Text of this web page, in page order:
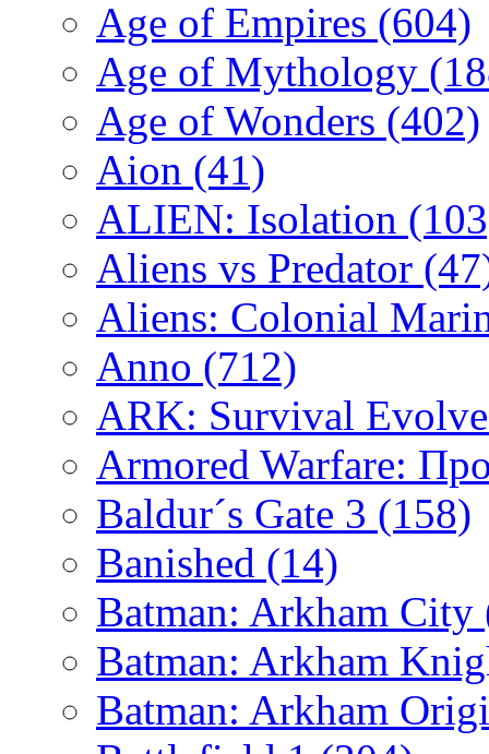
Age of Empires (604)
Age of Mythology
Age of Wonders (402)
Aion (41)
ALIEN: Isolation
Aliens vs Predator
Aliens: Colonial
Anno (712)
ARK: Survival
Armored Warfare:
Baldur´s Gate 3 (158)
Banished (14)
Batman: Arkham City
Batman: Arkham
Batman: Arkham